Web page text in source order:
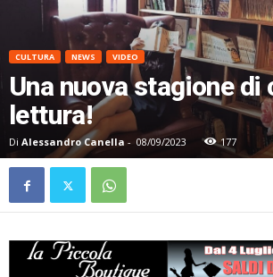
CULTURA NEWS VIDEO
Una nuova stagione di
lettura!
Di Alessandro Canella - 08/09/2023 177